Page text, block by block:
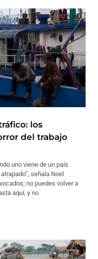
los
del trabajo
uno viene de un país
señala Noel
no puedes volver a
aquí, y no